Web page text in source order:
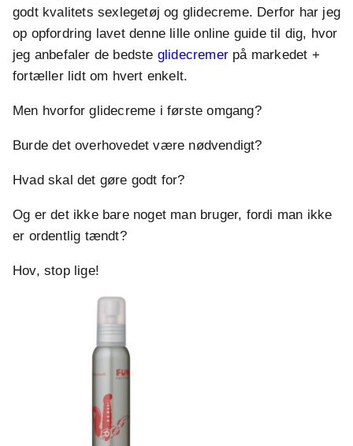
godt kvalitets sexlegetøj og glidecreme. Derfor har jeg
op opfordring lavet denne lille online guide til dig, hvor
jeg anbefaler de bedste glidecremer på markedet +
fortæller lidt om hvert enkelt.
Men hvorfor glidecreme i første omgang?
Burde det overhovedet være nødvendigt?
Hvad skal det gøre godt for?
Og er det ikke bare noget man bruger, fordi man ikke
er ordentlig tændt?
Hov, stop lige!